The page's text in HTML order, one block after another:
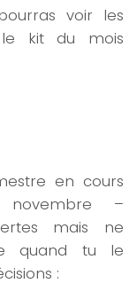
voir les
le kit du mois
en cours
–
mais ne
quand tu le
: